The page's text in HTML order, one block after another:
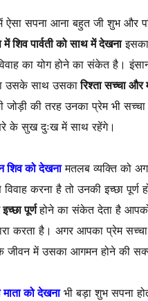
ऐसा सपना आना बहुत जी शुभ और
शिव पार्वती को साथ में देखना
का योग होने का संकेत है।
उसके साथ उसकारिश्ता सच्चा
जोड़ी की तरह उनका प्रेम भी सच्चा
के सुख दुःख में साथ रहेंगे।
शिव को देखनामतलब व्यक्ति को
करना है तो उनकी इच्छा पूर्ण
पूर्णहोने का संकेत देता है
करता है। अगर आपका प्रेम
जीवन में उसका आगमन होने की
माता को देखनाभी बड़ा शुभ सपना